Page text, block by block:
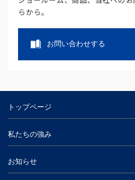
らから。
お問い合わせする
トップページ
私たちの強み
お知らせ